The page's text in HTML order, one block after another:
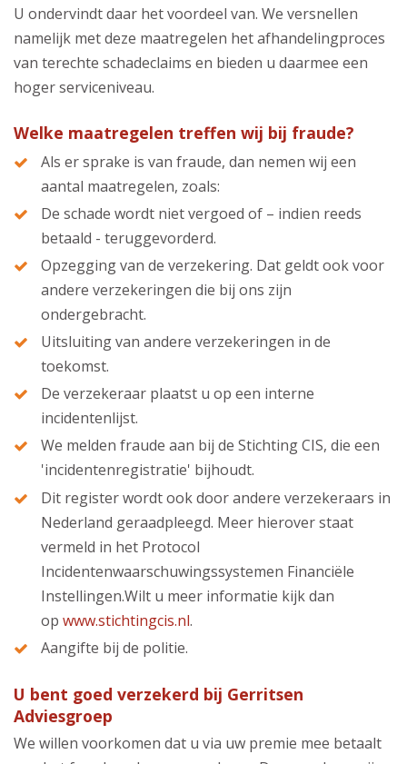
U ondervindt daar het voordeel van. We versnellen
namelijk met deze maatregelen het afhandelingproces
van terechte schadeclaims en bieden u daarmee een
hoger serviceniveau.
Welke maatregelen treffen wij bij fraude?
Als er sprake is van fraude, dan nemen wij een
aantal maatregelen, zoals:
De schade wordt niet vergoed of – indien reeds
betaald - teruggevorderd.
Opzegging van de verzekering. Dat geldt ook voor
andere verzekeringen die bij ons zijn
ondergebracht.
Uitsluiting van andere verzekeringen in de
toekomst.
De verzekeraar plaatst u op een interne
incidentenlijst.
We melden fraude aan bij de Stichting CIS, die een
'incidentenregistratie' bijhoudt.
Dit register wordt ook door andere verzekeraars in
Nederland geraadpleegd. Meer hierover staat
vermeld in het Protocol
Incidentenwaarschuwingssystemen Financiële
Instellingen.Wilt u meer informatie kijk dan
op www.stichtingcis.nl.
Aangifte bij de politie.
U bent goed verzekerd bij Gerritsen
Adviesgroep
We willen voorkomen dat u via uw premie mee betaalt